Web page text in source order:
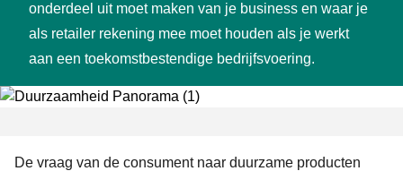
onderdeel uit moet maken van je business en waar je
als retailer rekening mee moet houden als je werkt
aan een toekomstbestendige bedrijfsvoering.
De vraag van de consument naar duurzame producten